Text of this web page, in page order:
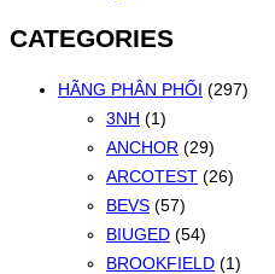
CATEGORIES
HÃNG PHÂN PHỐI (297)
3NH (1)
ANCHOR (29)
ARCOTEST (26)
BEVS (57)
BIUGED (54)
BROOKFIELD (1)